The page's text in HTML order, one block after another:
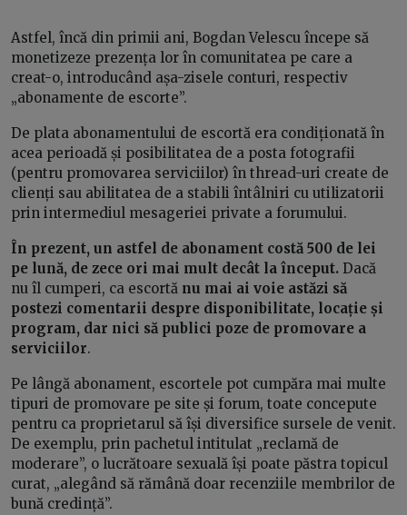
Astfel, încă din primii ani, Bogdan Velescu începe să
monetizeze prezența lor în comunitatea pe care a
creat-o, introducând așa-zisele conturi, respectiv
„abonamente de escorte”.
De plata abonamentului de escortă era condiționată în
acea perioadă și posibilitatea de a posta fotografii
(pentru promovarea serviciilor) în thread-uri create de
clienți sau abilitatea de a stabili întâlniri cu utilizatorii
prin intermediul mesageriei private a forumului.
În prezent, un astfel de abonament costă 500 de lei
pe lună, de zece ori mai mult decât la început. Dacă
nu îl cumperi, ca escortă nu mai ai voie astăzi să
postezi comentarii despre disponibilitate, locație și
program, dar nici să publici poze de promovare a
serviciilor.
Pe lângă abonament, escortele pot cumpăra mai multe
tipuri de promovare pe site și forum, toate concepute
pentru ca proprietarul să își diversifice sursele de venit.
De exemplu, prin pachetul intitulat „reclamă de
moderare”, o lucrătoare sexuală își poate păstra topicul
curat, „alegând să rămână doar recenziile membrilor de
bună credință”.